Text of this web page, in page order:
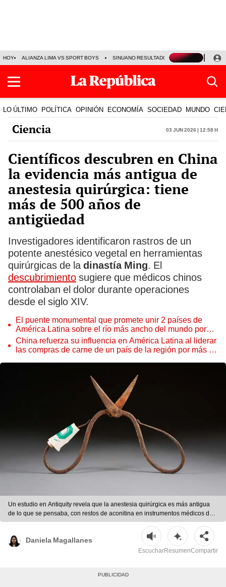
HOY ALIANZA LIMA VS SPORT BOYS SINUANO RESULTADOS HOY JORGE
LO ÚLTIMO POLÍTICA OPINIÓN ECONOMÍA SOCIEDAD MUNDO
Ciencia 03 Jun 2026 | 12:58 h
Científicos descubren en China
la evidencia más antigua de
anestesia quirúrgica: tiene
más de 500 años de
antigüedad
Investigadores identificaron rastros de un
potente anestésico vegetal en herramientas
quirúrgicas de la dinastía Ming. El
descubrimiento sugiere que médicos chinos
controlaban el dolor durante operaciones
desde el siglo XIV.
El puente monumental que promete unir 2 países de
América Latina sobre el río más ancho del mundo por
más de US$300 millones: atrae a China
China refuerza su influencia en América Latina al liderar
las compras de carne de un país de la región por más de
Un estudio en Antiquity revela que la anestesia quirúrgica es más antigua
de lo que se pensaba, con restos de aconitina en instrumentos médicos de
más de 600 años en China | Foto: Antiquity
Daniela Magallanes
EscucharResumenCompartir